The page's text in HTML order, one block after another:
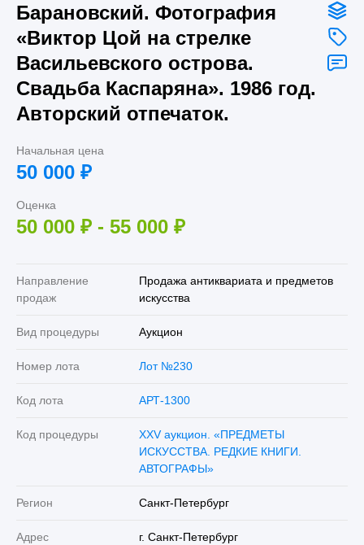
Барановский. Фотография
«Виктор Цой на стрелке
Васильевского острова.
Свадьба Каспаряна». 1986 год.
Авторский отпечаток.
Начальная цена
50 000 ₽
Оценка
50 000 ₽ - 55 000 ₽
Направление
продаж
Продажа антиквариата и предметов
искусства
Вид процедуры Аукцион
Номер лота Лот №230
Код лота АРТ-1300
Код процедуры
XXV аукцион. «ПРЕДМЕТЫ
ИСКУССТВА. РЕДКИЕ КНИГИ.
АВТОГРАФЫ»
Регион Санкт-Петербург
Адрес г. Санкт-Петербург